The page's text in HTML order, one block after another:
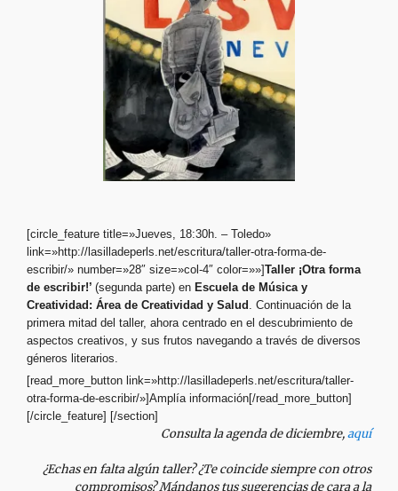
[circle_feature title=»Jueves, 18:30h. – Toledo»
link=»http://lasilladeperls.net/escritura/taller-otra-forma-de-
escribir/» number=»28″ size=»col-4″ color=»»]Taller ¡Otra forma
de escribir!’ (segunda parte) en Escuela de Música y
Creatividad: Área de Creatividad y Salud . Continuación de la
primera mitad del taller, ahora centrado en el descubrimiento de
aspectos creativos, y sus frutos navegando a través de diversos
géneros literarios.
[read_more_button link=»http://lasilladeperls.net/escritura/taller-
otra-forma-de-escribir/»]Amplía información[/read_more_button]
[/circle_feature] [/section]
Consulta la agenda de diciembre,aquí
¿Echas en falta algún taller? ¿Te coincide siempre con otros
compromisos? Mándanos tus sugerencias de cara a la